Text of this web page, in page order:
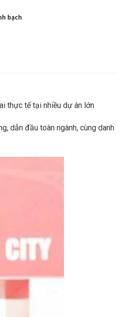
bạch
thực tế tại nhiều dự án lớn
dẫn đầu toàn ngành, cùng danh